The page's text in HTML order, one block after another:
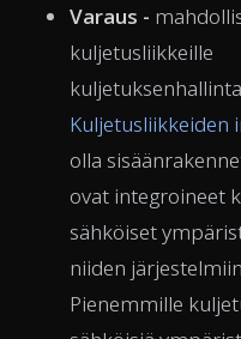
Varaus -
kuljetusliikkeille
Kuljetusliikkeiden
olla
ovat integroineet
sähköiset
niiden
Pienemmille